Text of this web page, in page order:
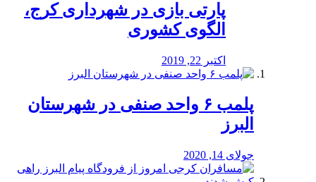
پارتی بازی در شهرداری کرج،
الگوی کشوری
اکتبر 22, 2019
پلمب ۶ واحد صنفی در شهرستان
البرز
جولای 14, 2020